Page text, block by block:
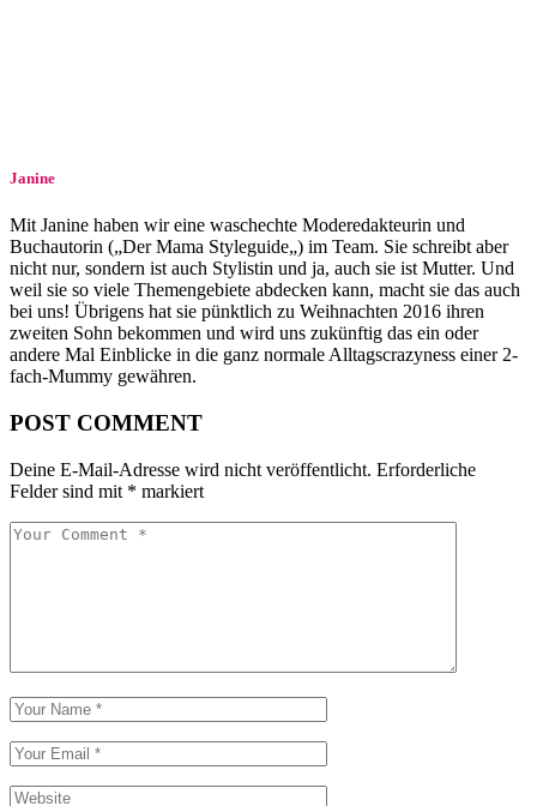
Janine
Mit Janine haben wir eine waschechte Moderedakteurin und
Buchautorin („Der Mama Styleguide„) im Team. Sie schreibt aber
nicht nur, sondern ist auch Stylistin und ja, auch sie ist Mutter. Und
weil sie so viele Themengebiete abdecken kann, macht sie das auch
bei uns! Übrigens hat sie pünktlich zu Weihnachten 2016 ihren
zweiten Sohn bekommen und wird uns zukünftig das ein oder
andere Mal Einblicke in die ganz normale Alltagscrazyness einer 2-
fach-Mummy gewähren.
POST COMMENT
Deine E-Mail-Adresse wird nicht veröffentlicht. Erforderliche
Felder sind mit * markiert